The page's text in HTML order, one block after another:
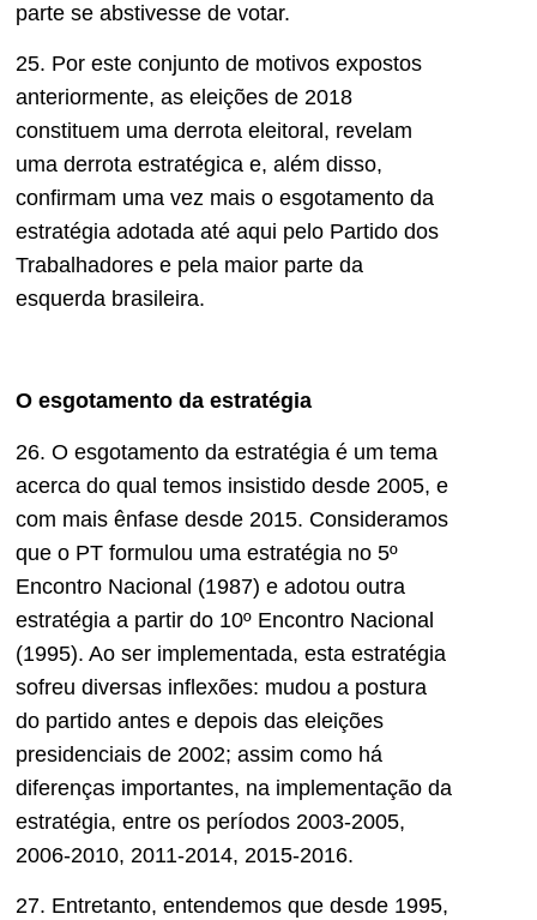
parte se abstivesse de votar.
25. Por este conjunto de motivos expostos
anteriormente, as eleições de 2018
constituem uma derrota eleitoral, revelam
uma derrota estratégica e, além disso,
confirmam uma vez mais o esgotamento da
estratégia adotada até aqui pelo Partido dos
Trabalhadores e pela maior parte da
esquerda brasileira.
O esgotamento da estratégia
26. O esgotamento da estratégia é um tema
acerca do qual temos insistido desde 2005, e
com mais ênfase desde 2015. Consideramos
que o PT formulou uma estratégia no 5º
Encontro Nacional (1987) e adotou outra
estratégia a partir do 10º Encontro Nacional
(1995). Ao ser implementada, esta estratégia
sofreu diversas inflexões: mudou a postura
do partido antes e depois das eleições
presidenciais de 2002; assim como há
diferenças importantes, na implementação da
estratégia, entre os períodos 2003-2005,
2006-2010, 2011-2014, 2015-2016.
27. Entretanto, entendemos que desde 1995,